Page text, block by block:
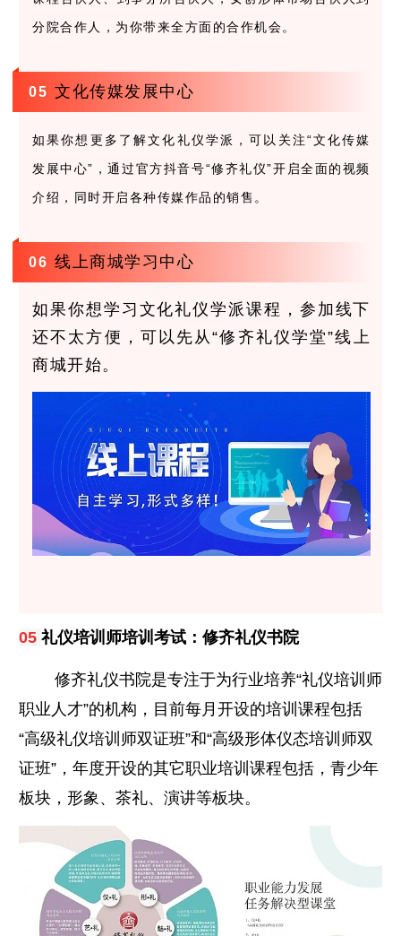
分院合作人，为你带来全方面的合作机会。
05 文化传媒发展中心
如果你想更多了解文化礼仪学派，可以关注“文化传媒
发展中心”，通过官方抖音号“修齐礼仪”开启全面的视频
介绍，同时开启各种传媒作品的销售。
06 线上商城学习中心
如果你想学习文化礼仪学派课程，参加线下
还不太方便，可以先从“修齐礼仪学堂”线上
商城开始。
05 礼仪培训师培训考试：修齐礼仪书院
修齐礼仪书院是专注于为行业培养“礼仪培训师
职业人才”的机构，目前每月开设的培训课程包括
“高级礼仪培训师双证班”和“高级形体仪态培训师双
证班”，年度开设的其它职业培训课程包括，青少年
板块，形象、茶礼、演讲等板块。